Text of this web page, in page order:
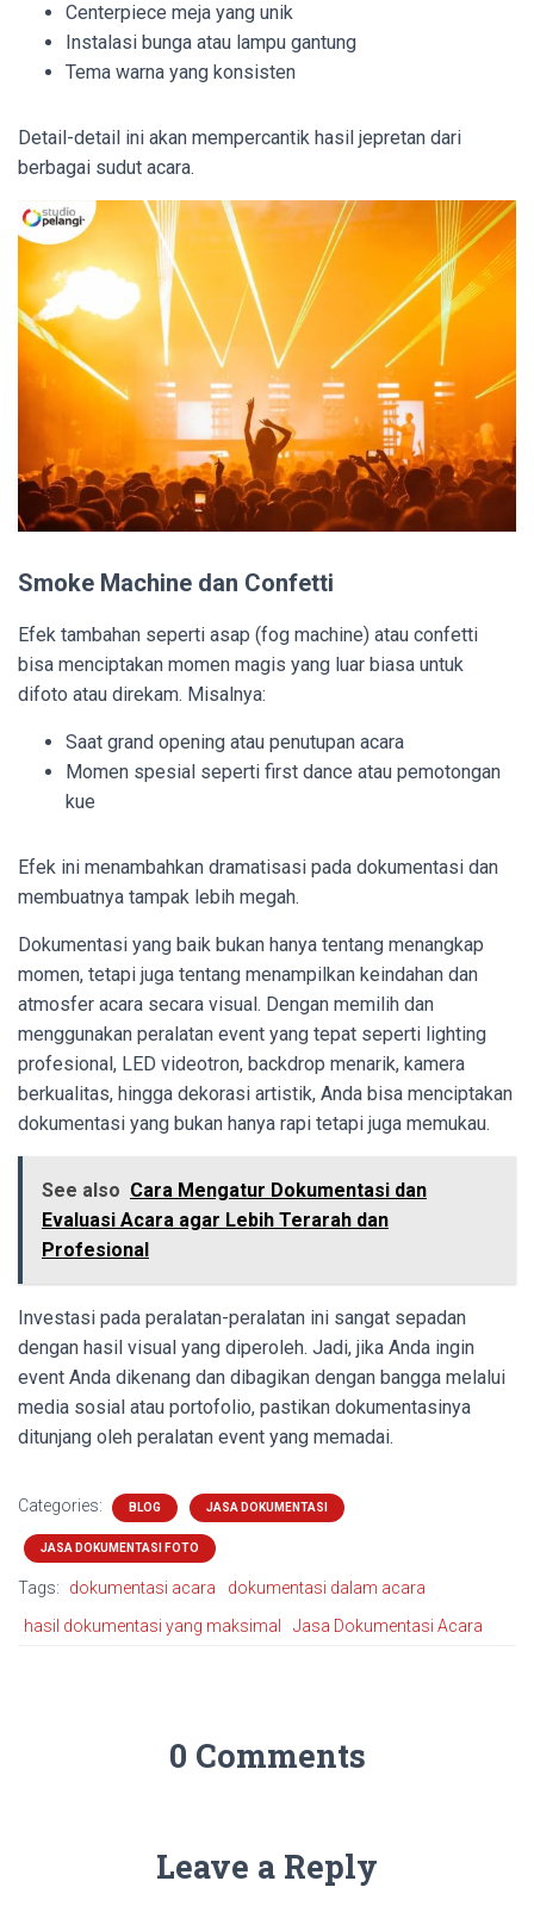
Centerpiece meja yang unik
Instalasi bunga atau lampu gantung
Tema warna yang konsisten
Detail-detail ini akan mempercantik hasil jepretan dari
berbagai sudut acara.
Smoke Machine dan Confetti
Efek tambahan seperti asap (fog machine) atau confetti
bisa menciptakan momen magis yang luar biasa untuk
difoto atau direkam. Misalnya:
Saat grand opening atau penutupan acara
Momen spesial seperti first dance atau pemotongan
kue
Efek ini menambahkan dramatisasi pada dokumentasi dan
membuatnya tampak lebih megah.
Dokumentasi yang baik bukan hanya tentang menangkap
momen, tetapi juga tentang menampilkan keindahan dan
atmosfer acara secara visual. Dengan memilih dan
menggunakan peralatan event yang tepat seperti lighting
profesional, LED videotron, backdrop menarik, kamera
berkualitas, hingga dekorasi artistik, Anda bisa menciptakan
dokumentasi yang bukan hanya rapi tetapi juga memukau.
See also Cara Mengatur Dokumentasi dan
Evaluasi Acara agar Lebih Terarah dan
Profesional
Investasi pada peralatan-peralatan ini sangat sepadan
dengan hasil visual yang diperoleh. Jadi, jika Anda ingin
event Anda dikenang dan dibagikan dengan bangga melalui
media sosial atau portofolio, pastikan dokumentasinya
ditunjang oleh peralatan event yang memadai.
Categories: BLOG JASA DOKUMENTASI
JASA DOKUMENTASI FOTO
Tags: dokumentasi acara
dokumentasi dalam acara
hasil dokumentasi yang maksimal
Jasa Dokumentasi Acara
0 Comments
Leave a Reply